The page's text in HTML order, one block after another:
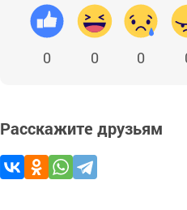
0 0 0
Расскажите друзьям